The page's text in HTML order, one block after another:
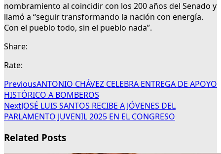
nombramiento al coincidir con los 200 años del Senado y
llamó a “seguir transformando la nación con energía.
Con el pueblo todo, sin el pueblo nada”.
Share:
Rate:
PreviousANTONIO CHÁVEZ CELEBRA ENTREGA DE APOYO
HISTÓRICO A BOMBEROS
NextJOSÉ LUIS SANTOS RECIBE A JÓVENES DEL
PARLAMENTO JUVENIL 2025 EN EL CONGRESO
Related Posts